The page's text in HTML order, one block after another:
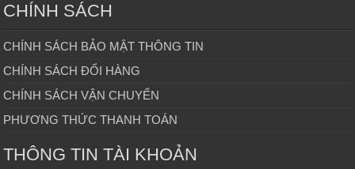
CHÍNH SÁCH
CHÍNH SÁCH BẢO MẬT THÔNG TIN
CHÍNH SÁCH ĐỔI HÀNG
CHÍNH SÁCH VẬN CHUYỂN
PHƯƠNG THỨC THANH TOÁN
THÔNG TIN TÀI KHOẢN